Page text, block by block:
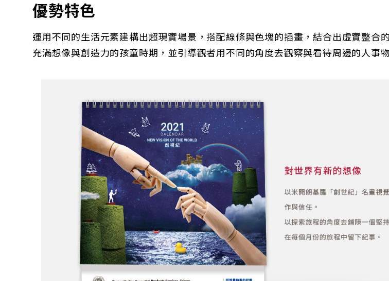
優勢特色
運用不同的生活元素建構出超現實場景，搭配線條與色塊的插畫，結合出虛實整合
充滿想像與創造力的孩童時期，並引導觀者用不同的角度去觀察與看待周邊的人事